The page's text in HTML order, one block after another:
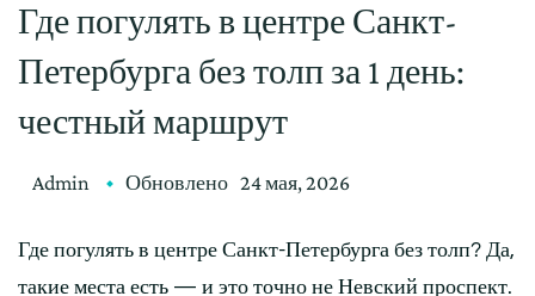
Где погулять в центре Санкт-
Петербурга без толп за 1 день:
честный маршрут
Admin Обновлено 24 мая, 2026
Где погулять в центре Санкт-Петербурга без толп? Да,
такие места есть — и это точно не Невский проспект.